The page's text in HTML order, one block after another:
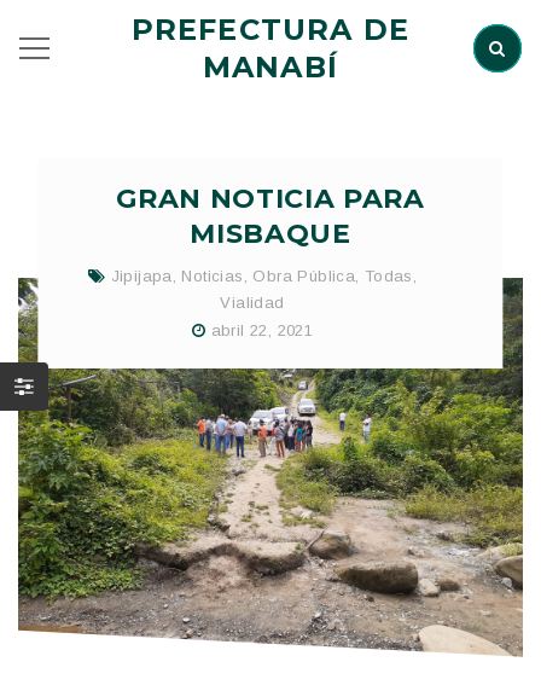
PREFECTURA DE
MANABÍ
GRAN NOTICIA PARA
MISBAQUE
Jipijapa, Noticias , Obra Pública, Todas ,
Vialidad
abril 22, 2021